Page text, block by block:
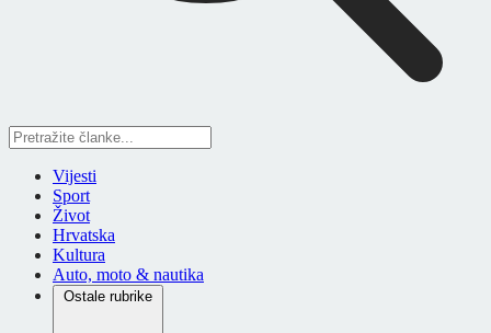
Vijesti
Sport
Život
Hrvatska
Kultura
Auto, moto & nautika
Ostale rubrike